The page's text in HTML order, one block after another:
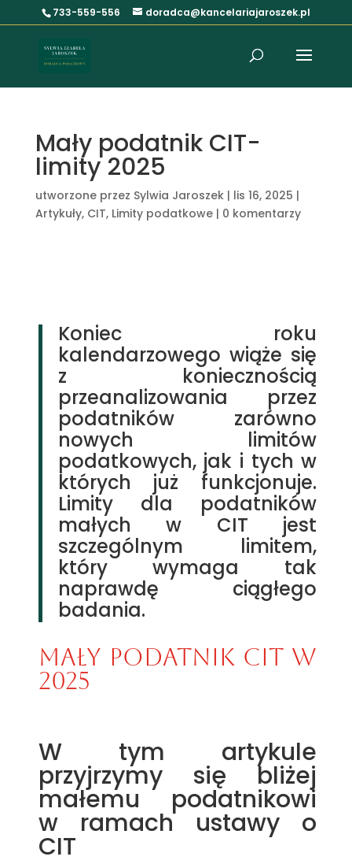
733-559-556 doradca@kancelariajaroszek.pl
Mały podatnik CIT-
limity 2025
utworzone przez Sylwia Jaroszek| lis 16, 2025 |
Artykuły, CIT, Limity podatkowe| 0 komentarzy
Koniec roku
kalendarzowego wiąże się
z koniecznością
przeanalizowania przez
podatników zarówno
nowych limitów
podatkowych, jak i tych w
których już funkcjonuje.
Limity dla podatników
małych w CIT jest
szczególnym limitem,
który wymaga tak
naprawdę ciągłego
badania.
mały podatnik CIT w
2025
W tym artykule
przyjrzymy się bliżej
małemu podatnikowi
w ramach ustawy o
CIT